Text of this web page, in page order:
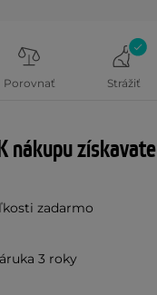
Porovnať Strážiť
nákupu získavate
zadarmo
3 roky